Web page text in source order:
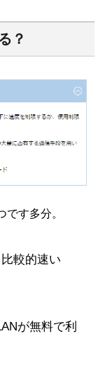
？
す多分。
較的速い
が無料で利